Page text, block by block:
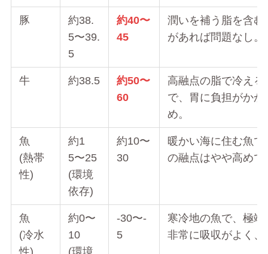
豚
約38.
5〜39.
5
約40〜
45
潤いを補う脂を含
があれば問題なし
牛 約38.5
約50〜
60
高融点の脂で冷え
で、胃に負担がか
め。
魚
(熱帯
性)
約1
5〜25
(環境
依存)
約10〜
30
暖かい海に住む魚
の融点はやや高め
魚
(冷水
性)
約0〜
10
(環境
-30〜-
5
寒冷地の魚で、極
非常に吸収がよく